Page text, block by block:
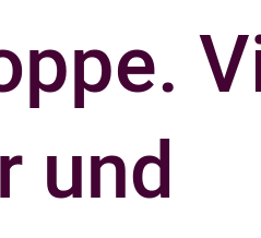
und